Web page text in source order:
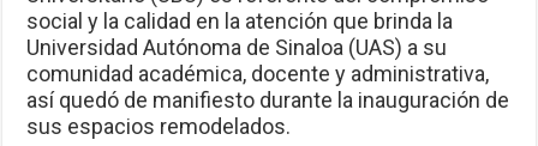
social y la calidad en la atención que brinda la
Universidad Autónoma de Sinaloa (UAS) a su
comunidad académica, docente y administrativa,
así quedó de manifiesto durante la inauguración de
sus espacios remodelados.